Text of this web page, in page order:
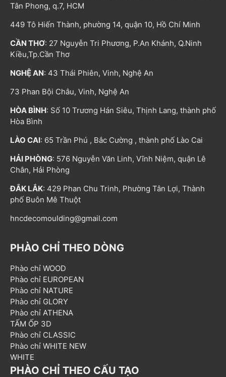
Tân Phong, q.7, HCM
449 Tô Hiến Thành, phường 14, quận 10, Hồ Chí Minh
CẦN THƠ: 27 Nguyễn Tri Phương, P.An Khánh, Q.Ninh
Kiều,Tp.Cần Thơ
NGHỆ AN: 43 Thái Phiên, Vinh, Nghệ An
73 Phan Bội Châu, Vinh, Nghệ An
HÒA BÌNH: Số 10 Trương Hán Siêu, Thịnh Lang, thành phố
Hòa Bình
LÀO CAI: 65 Trần Phú , Bắc Cường , thành phố Lào Cai
HẢI PHÒNG: 576 Nguyễn Văn Linh, Vĩnh Niệm, quận Lê
Chân, Hải Phòng
ĐẮK LẮK: 429 Phan Chu Trinh, Phường Tân Lợi, Thành
phố Buôn Mê Thuột
hncdecomoulding@gmail.com
PHÀO CHỈ THEO DÒNG
Phào chỉ WOOD
Phào chỉ EUROPEAN
Phào chỉ NATURE
Phào chỉ GLORY
Phào chỉ ATHENA
TẤM ỐP 3D
Phào chỉ CLASSIC
Phào chỉ WHITE NEW
WHITE
PHÀO CHỈ THEO CẤU TẠO